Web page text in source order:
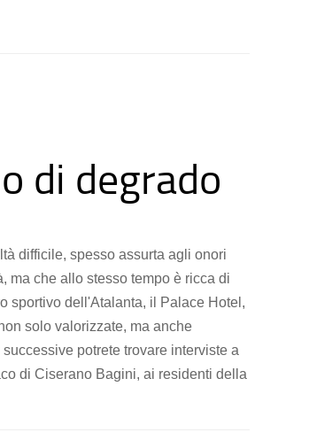
di degrado
difficile, spesso assurta agli onori
ma che allo stesso tempo è ricca di
sportivo dell'Atalanta, il Palace Hotel,
solo valorizzate, ma anche
potrete trovare interviste a
di Ciserano Bagini, ai residenti della